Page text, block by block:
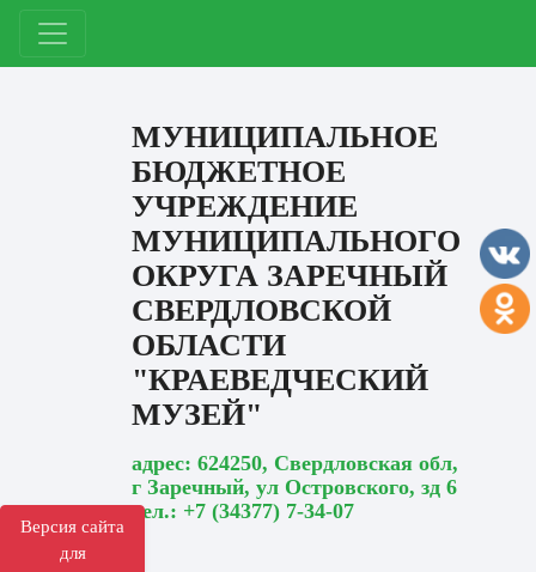
Версия сайта
для
МУНИЦИПАЛЬНОЕ
БЮДЖЕТНОЕ
УЧРЕЖДЕНИЕ
МУНИЦИПАЛЬНОГО
ОКРУГА ЗАРЕЧНЫЙ
СВЕРДЛОВСКОЙ
ОБЛАСТИ
"КРАЕВЕДЧЕСКИЙ
МУЗЕЙ"
адрес: 624250, Свердловская обл,
г Заречный, ул Островского, зд 6
тел.: +7 (34377) 7-34-07